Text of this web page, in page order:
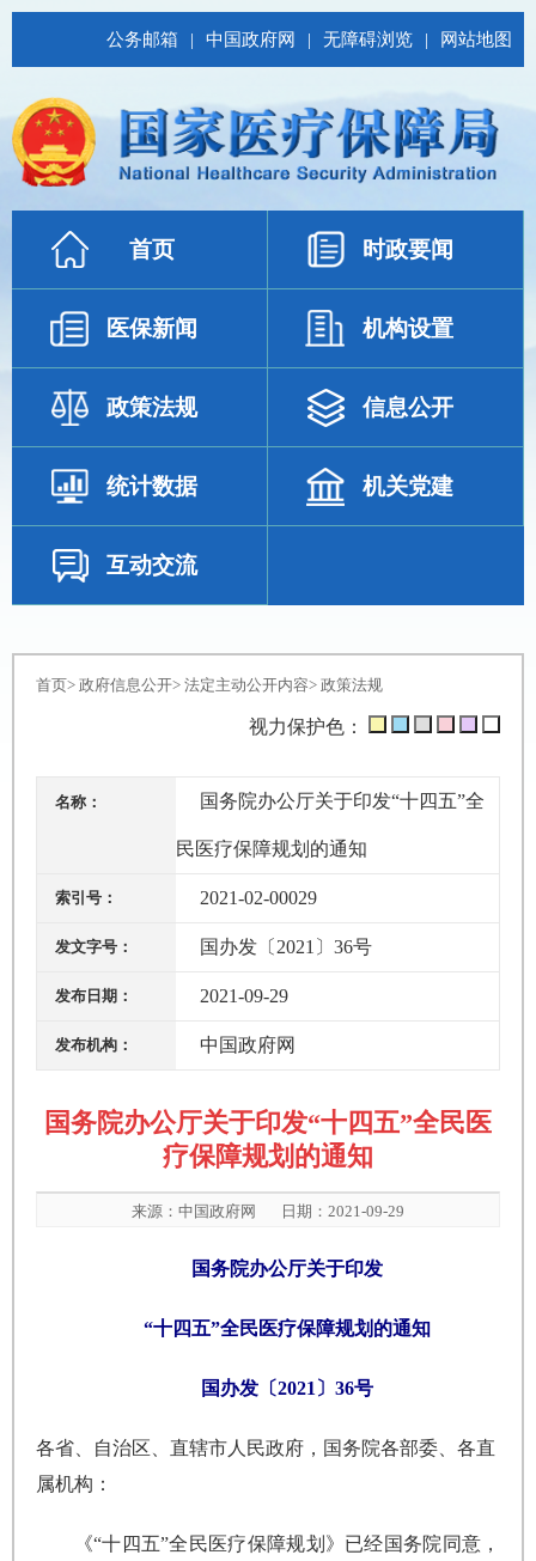
公务邮箱 | 中国政府网 | 无障碍浏览 | 网站地图
首页 时政要闻
医保新闻 机构设置
政策法规 信息公开
统计数据 机关党建
互动交流
首页> 政府信息公开> 法定主动公开内容> 政策法规
视力保护色：
名称： 国务院办公厅关于印发“十四五”全
民医疗保障规划的通知
索引号： 2021-02-00029
发文字号： 国办发〔2021〕36号
发布日期： 2021-09-29
发布机构： 中国政府网
国务院办公厅关于印发“十四五”全民医
疗保障规划的通知
来源：中国政府网 日期：2021-09-29
国务院办公厅关于印发
“十四五”全民医疗保障规划的通知
国办发〔2021〕36号
各省、自治区、直辖市人民政府，国务院各部委、各直
属机构：
《“十四五”全民医疗保障规划》已经国务院同意，